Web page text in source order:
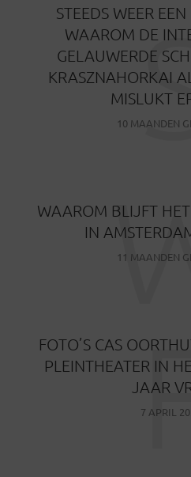
STEEDS WEER
WAAROM DE
GELAUWERDE
KRASZNAHORKAI
MISLUKT
10 MAANDEN
WAAROM BLIJFT
IN
11 MAANDEN
FOTO’S CAS
PLEINTHEATER IN
JAAR
7 APRIL